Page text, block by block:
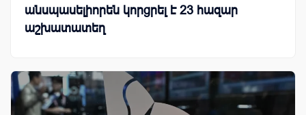
անսպասելիորեն կորցրել է 23 հազար
աշխատատեղ